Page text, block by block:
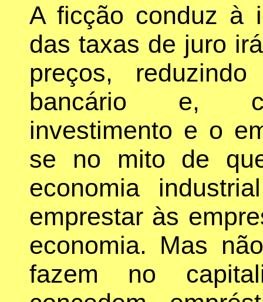
A ficção conduz à
das taxas de juro
preços,
bancário e,
investimento e o
se no mito de
economia
emprestar às
economia. Mas
fazem no